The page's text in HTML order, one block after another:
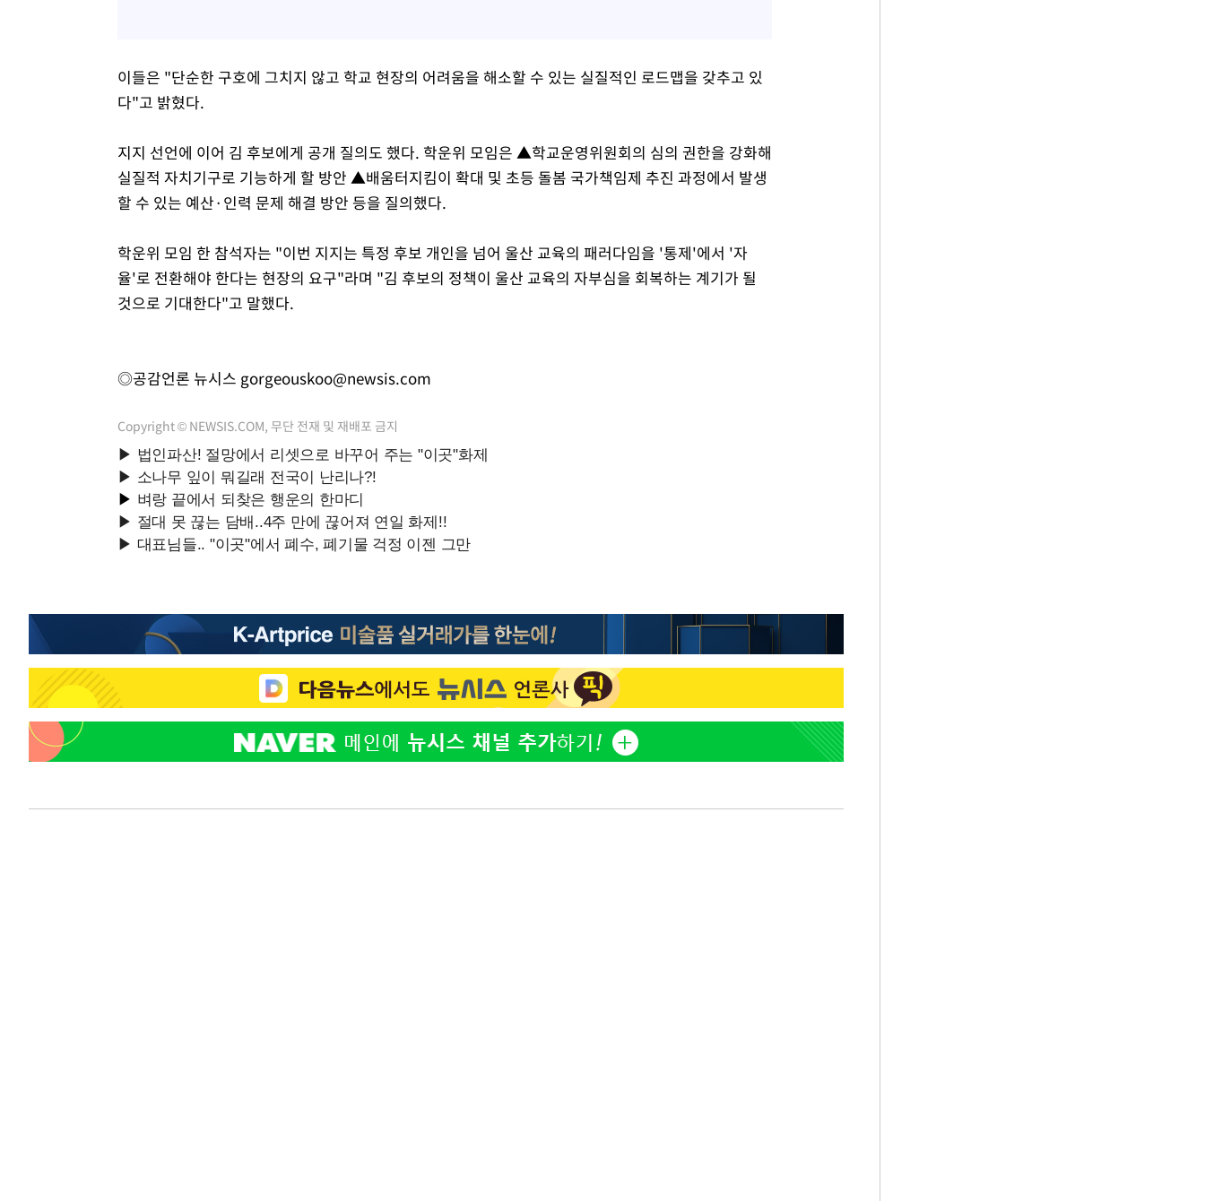
이들은 "단순한 구호에 그치지 않고 학교 현장의 어려움을 해소할 수 있는 실질적인 로드맵을 갖추고 있
다"고 밝혔다.
지지 선언에 이어 김 후보에게 공개 질의도 했다. 학운위 모임은 ▲학교운영위원회의 심의 권한을 강화해
실질적 자치기구로 기능하게 할 방안 ▲배움터지킴이 확대 및 초등 돌봄 국가책임제 추진 과정에서 발생
할 수 있는 예산·인력 문제 해결 방안 등을 질의했다.
학운위 모임 한 참석자는 "이번 지지는 특정 후보 개인을 넘어 울산 교육의 패러다임을 '통제'에서 '자
율'로 전환해야 한다는 현장의 요구"라며 "김 후보의 정책이 울산 교육의 자부심을 회복하는 계기가 될
것으로 기대한다"고 말했다.
◎공감언론 뉴시스 gorgeouskoo@newsis.com
Copyright © NEWSIS.COM, 무단 전재 및 재배포 금지